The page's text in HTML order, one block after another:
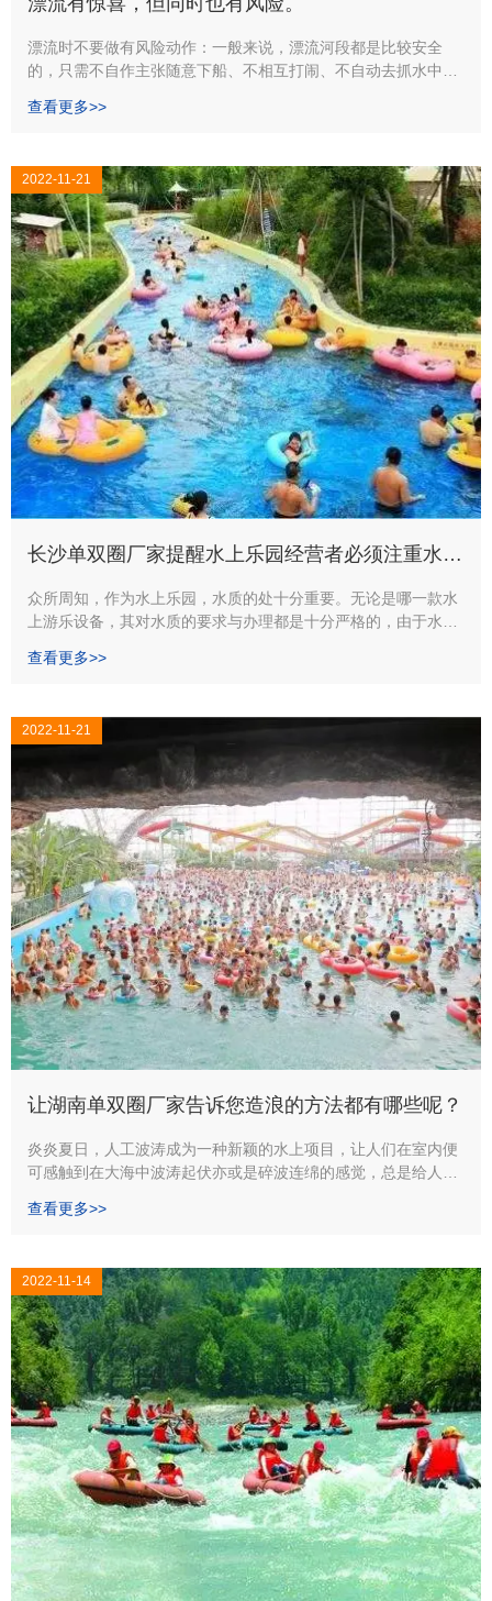
漂流时不要做有风险动作：一般来说，漂流河段都是比较安全
的，只需不自作主张随意下船、不相互打闹、不自动去抓水中的
紧，憋住气，当心不呛水就行，因为你穿有救生衣；
查看更多>>
2022-11-21
长沙单双圈厂家提醒水上乐园经营者必须注重水上
乐园的水质
众所周知，作为水上乐园，水质的处十分重要。无论是哪一款水
上游乐设备，其对水质的要求与办理都是十分严格的，由于水是
该如何开展水上乐园水质办理工作呢？长沙单双圈厂家内一家专
查看更多>>
2022-11-21
让湖南单双圈厂家告诉您造浪的方法都有哪些呢？
炎炎夏日，人工波涛成为一种新颖的水上项目，让人们在室内便
可感触到在大海中波涛起伏亦或是碎波连绵的感觉，总是给人们
渐渐成为一种融亲情、浪漫和欢乐于一体的潮流，那么让湖南单
查看更多>>
2022-11-14